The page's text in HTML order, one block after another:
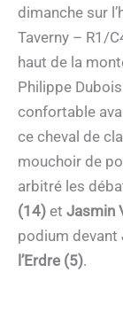
dimanche sur
Taverny – R1/
haut de la
Philippe
confortable
ce cheval de
mouchoir de
arbitré les
(14) et Jasmin
podium devant
l’Erdre (5).